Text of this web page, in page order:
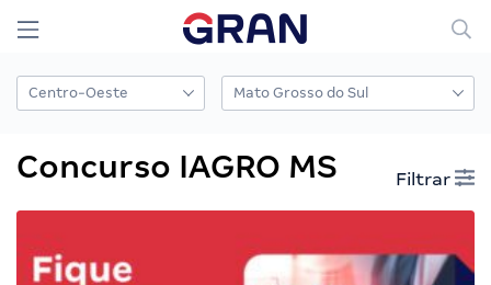
Concurso IAGRO MS Filtrar